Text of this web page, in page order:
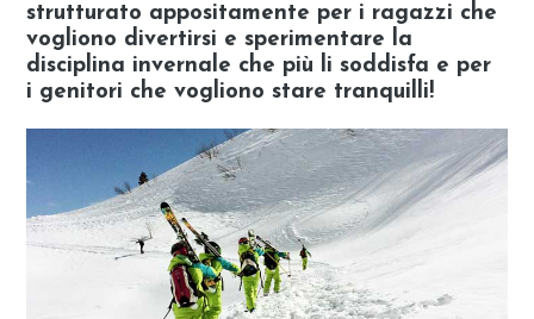
strutturato appositamente per i ragazzi che
vogliono divertirsi e sperimentare la
disciplina invernale che più li soddisfa e per
i genitori che vogliono stare tranquilli!